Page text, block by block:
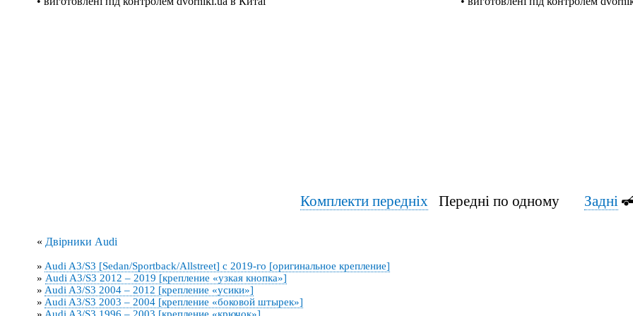
Комплекти передніхПередні по одному Задні
« Двірники Audi
» Audi A3/S3 [Sedan/Sportback/Allstreet] с 2019-го [оригинальное крепление]
» Audi A3/S3 2012 – 2019 [крепление «узкая кнопка»]
» Audi A3/S3 2004 – 2012 [крепление «усики»]
» Audi A3/S3 2003 – 2004 [крепление «боковой штырек»]